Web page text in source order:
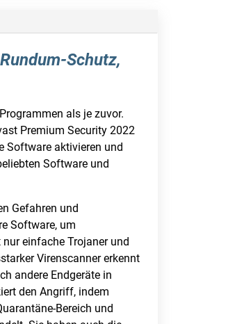
Schutz,
als je zuvor.
Premium Security 2022
Software aktivieren und
Software und
Gefahren und
Software, um
einfache Trojaner und
Virenscanner erkennt
andere Endgeräte in
den Angriff, indem
Bereich und